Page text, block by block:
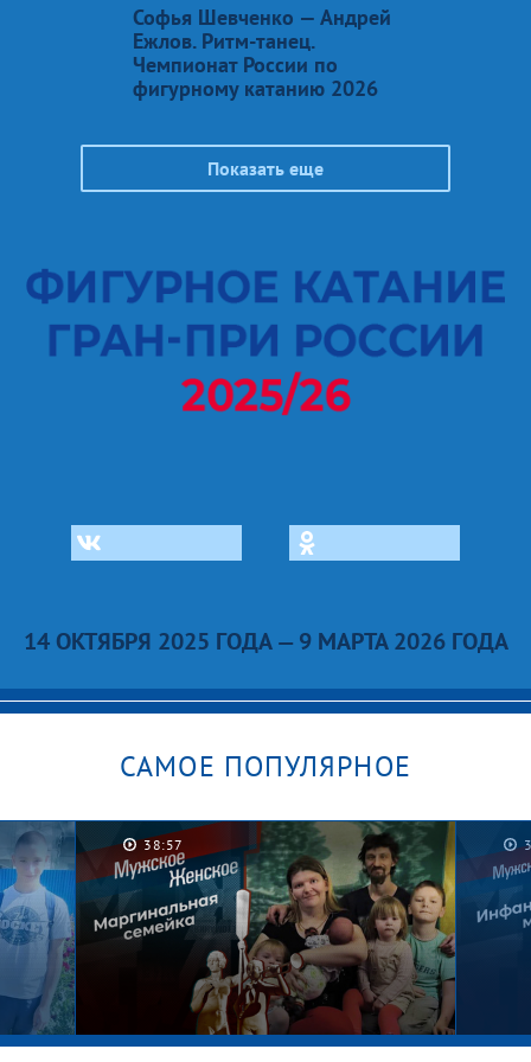
Софья Шевченко — Андрей
Ежлов. Ритм-танец.
Чемпионат России по
фигурному катанию 2026
Показать еще
14 ОКТЯБРЯ 2025 ГОДА — 9 МАРТА 2026 ГОДА
САМОЕ ПОПУЛЯРНОЕ
38:57